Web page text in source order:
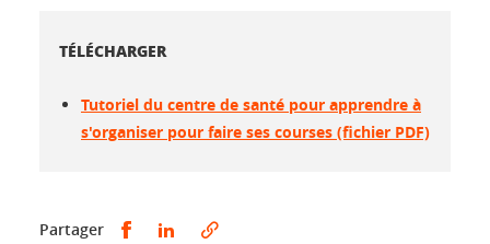
TÉLÉCHARGER
Tutoriel du centre de santé pour apprendre à
s'organiser pour faire ses courses (fichier PDF)
Partager Partager sur Facebook
Partager sur LinkedIn